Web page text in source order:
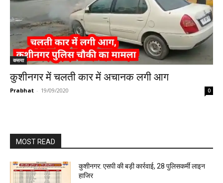
कसया
कुशीनगर में चलती कार में अचानक लगी आग
Prabhat - 19/09/2020 0
MOST READ
कुशीनगर: एसपी की बड़ी कार्रवाई, 28 पुलिसकर्मी लाइन
हाजिर